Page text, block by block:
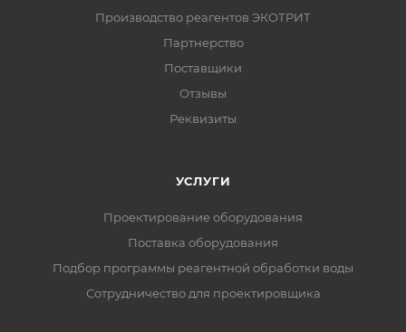
Производство реагентов ЭКОТРИТ
Партнерство
Поставщики
Отзывы
Реквизиты
УСЛУГИ
Проектирование оборудования
Поставка оборудования
Подбор программы реагентной обработки воды
Сотрудничество для проектировщика